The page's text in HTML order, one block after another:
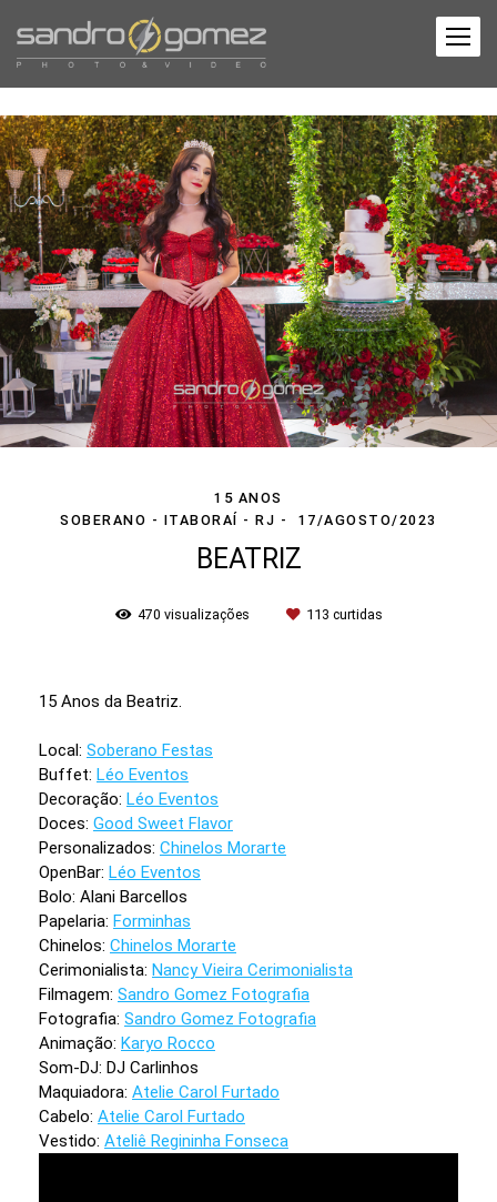
15 ANOS
SOBERANO - ITABORAÍ - RJ
17/AGOSTO/2023
BEATRIZ
470 visualizações 113 curtidas
15 Anos da Beatriz.
Local: Soberano Festas
Buffet: Léo Eventos
Decoração: Léo Eventos
Doces: Good Sweet Flavor
Personalizados: Chinelos Morarte
OpenBar: Léo Eventos
Bolo: Alani Barcellos
Papelaria: Forminhas
Chinelos: Chinelos Morarte
Cerimonialista: Nancy Vieira Cerimonialista
Filmagem: Sandro Gomez Fotografia
Fotografia: Sandro Gomez Fotografia
Animação: Karyo Rocco
Som-DJ: DJ Carlinhos
Maquiadora: Atelie Carol Furtado
Cabelo: Atelie Carol Furtado
Vestido: Ateliê Regininha Fonseca